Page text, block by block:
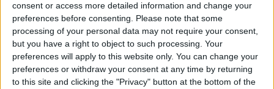
consent or access more detailed information and change your
preferences before consenting. Please note that some
processing of your personal data may not require your consent,
but you have a right to object to such processing. Your
preferences will apply to this website only. You can change your
preferences or withdraw your consent at any time by returning
to this site and clicking the "Privacy" button at the bottom of the